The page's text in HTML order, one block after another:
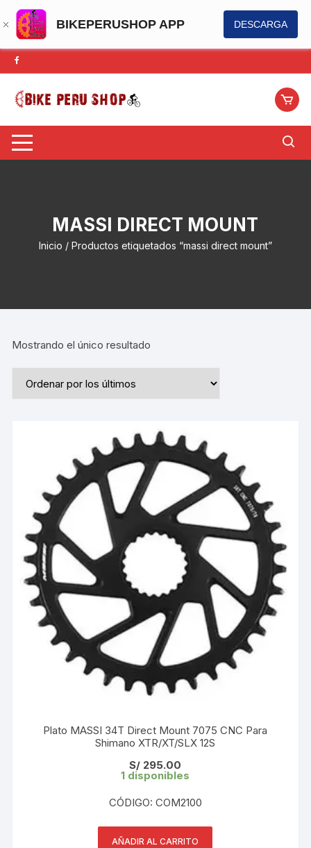
BIKEPERUSHOP APP DESCARGA
Saltar
al
contenido
MASSI DIRECT MOUNT
Inicio / Productos etiquetados “massi direct mount”
Mostrando el único resultado
Plato MASSI 34T Direct Mount 7075 CNC Para
Shimano XTR/XT/SLX 12S
S/ 295.00
1 disponibles
CÓDIGO: COM2100
AÑADIR AL CARRITO